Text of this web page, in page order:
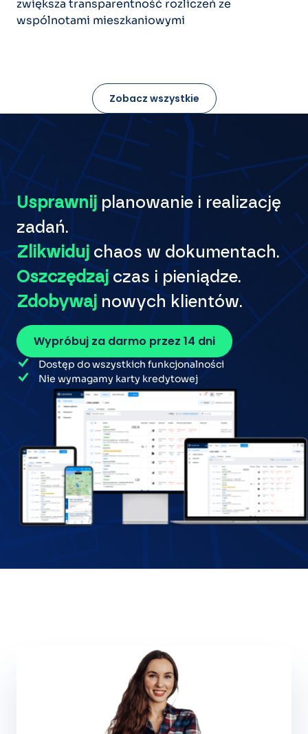
zwiększa transparentność rozliczeń ze
wspólnotami mieszkaniowymi
Zobacz wszystkie
Usprawnijplanowanie i realizację
zadań.
Zlikwiduj chaos w dokumentach.
Oszczędzaj czas i pieniądze.
Zdobywaj nowych klientów.
Wypróbuj za darmo przez 14 dni
Dostęp do wszystkich funkcjonalności
Nie wymagamy karty kredytowej